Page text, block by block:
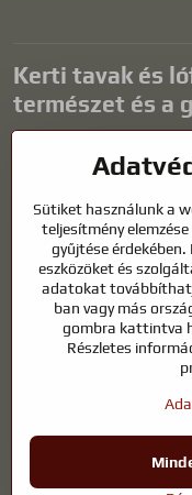
Kerti tavak és
természet és a
harmonikus környezetet
karbantartás
tóhoz egész évben.
állatok gondozása is.
A lovaknak kiváló
táplálkozásra és
ahhoz, hogy
szó lovasok, tenyésztők
állatok, mind az emberek
jólétét.
©2026Szerzői jog
Sütiket használunk a
teljesítmény
gyűjtése
eszközöket és
adatokat
ban vagy más
gombra kattintva
Részletes